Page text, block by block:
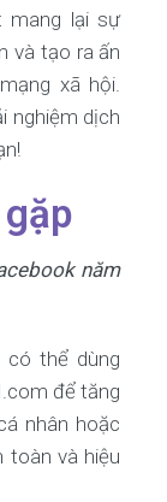
mang lại sự
và tạo ra ấn
xã hội.
nghiệm dịch
năm
có thể dùng
để tăng
nhân hoặc
toàn và hiệu